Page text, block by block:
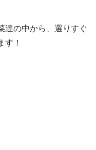
達の中から、選りすぐ
す！